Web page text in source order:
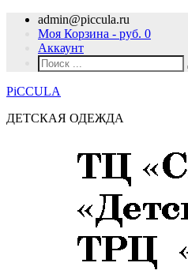
admin@piccula.ru
Моя Корзина - руб. 0
Аккаунт
PiCCULA
ДЕТСКАЯ ОДЕЖДА